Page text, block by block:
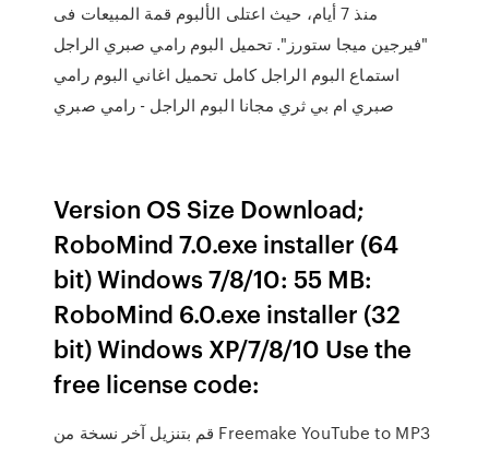
منذ 7 أيام، حيث اعتلى الألبوم قمة المبيعات فى
"فيرجين ميجا ستورز". تحميل البوم رامي صبري الراجل
استماع البوم الراجل كامل تحميل اغاني البوم رامي
صبري ام بي ثري مجانا البوم الراجل - رامي صبري
Version OS Size Download;
RoboMind 7.0.exe installer (64
bit) Windows 7/8/10: 55 MB:
RoboMind 6.0.exe installer (32
bit) Windows XP/7/8/10 Use the
free license code:
قم بتنزيل آخر نسخة من Freemake YouTube to MP3